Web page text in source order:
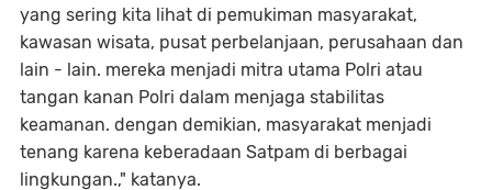
yang sering kita lihat di pemukiman masyarakat,
kawasan wisata, pusat perbelanjaan, perusahaan dan
lain - lain. mereka menjadi mitra utama Polri atau
tangan kanan Polri dalam menjaga stabilitas
keamanan. dengan demikian, masyarakat menjadi
tenang karena keberadaan Satpam di berbagai
lingkungan.," katanya.